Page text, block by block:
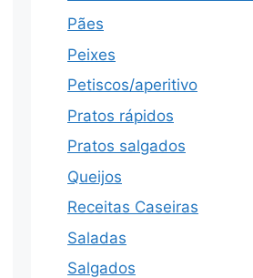
Pães
Peixes
Petiscos/aperitivo
Pratos rápidos
Pratos salgados
Queijos
Receitas Caseiras
Saladas
Salgados